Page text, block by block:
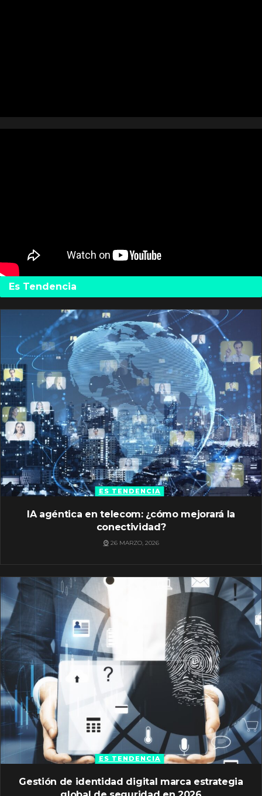
Es Tendencia
ES TENDENCIA
IA agéntica en telecom: ¿cómo mejorará la
conectividad?
26 MARZO, 2026
ES TENDENCIA
Gestión de identidad digital marca estrategia